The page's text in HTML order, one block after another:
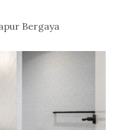
Bergaya